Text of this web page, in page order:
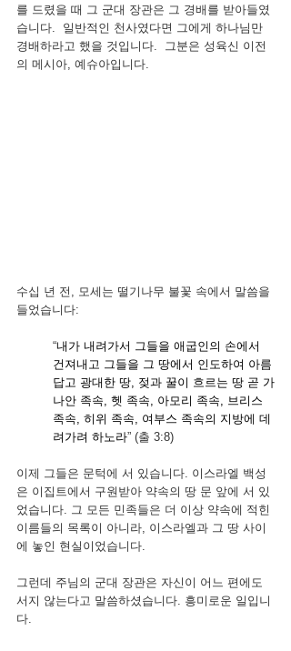
를 드렸을 때 그 군대 장관은 그 경배를 받아들였
습니다.  일반적인 천사였다면 그에게 하나님만
경배하라고 했을 것입니다.  그분은 성육신 이전
의 메시아, 예슈아입니다.
수십 년 전, 모세는 떨기나무 불꽃 속에서 말씀을
들었습니다:
“내가 내려가서 그들을 애굽인의 손에서
건져내고 그들을 그 땅에서 인도하여 아름
답고 광대한 땅, 젖과 꿀이 흐르는 땅 곧 가
나안 족속, 헷 족속, 아모리 족속, 브리스
족속, 히위 족속, 여부스 족속의 지방에 데
려가려 하노라” (출 3:8)
이제 그들은 문턱에 서 있습니다. 이스라엘 백성
은 이집트에서 구원받아 약속의 땅 문 앞에 서 있
었습니다. 그 모든 민족들은 더 이상 약속에 적힌
이름들의 목록이 아니라, 이스라엘과 그 땅 사이
에 놓인 현실이었습니다.
그런데 주님의 군대 장관은 자신이 어느 편에도
서지 않는다고 말씀하셨습니다. 흥미로운 일입니
다.